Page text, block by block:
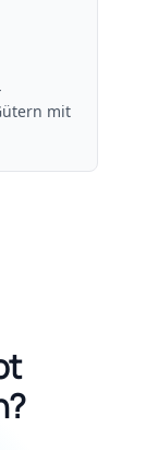
mit